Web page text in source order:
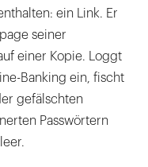
ein Link. Er
seiner
einer Kopie. Loggt
Banking ein, fischt
gefälschten
Passwörtern